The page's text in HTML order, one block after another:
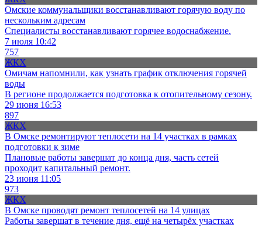
Омские коммунальщики восстанавливают горячую воду по
нескольким адресам
Специалисты восстанавливают горячее водоснабжение.
7 июля 10:42
757
ЖКХ
Омичам напомнили, как узнать график отключения горячей
воды
В регионе продолжается подготовка к отопительному сезону.
29 июня 16:53
897
ЖКХ
В Омске ремонтируют теплосети на 14 участках в рамках
подготовки к зиме
Плановые работы завершат до конца дня, часть сетей
проходит капитальный ремонт.
23 июня 11:05
973
ЖКХ
В Омске проводят ремонт теплосетей на 14 улицах
Работы завершат в течение дня, ещё на четырёх участках